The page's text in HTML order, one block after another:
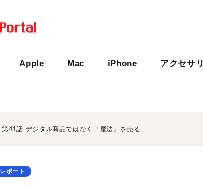
Apple Mac iPhone アクセサリ
第41話 デジタル商品ではなく「魔法」を売る
レポート